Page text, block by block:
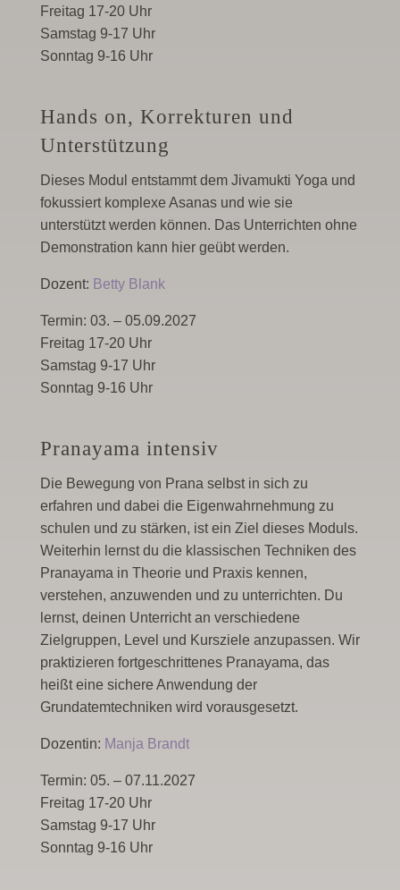
Freitag 17-20 Uhr
Samstag 9-17 Uhr
Sonntag 9-16 Uhr
Hands on, Korrekturen und
Unterstützung
Dieses Modul entstammt dem Jivamukti Yoga und
fokussiert komplexe Asanas und wie sie
unterstützt werden können. Das Unterrichten ohne
Demonstration kann hier geübt werden.
Dozent: Betty Blank
Termin: 03. – 05.09.2027
Freitag 17-20 Uhr
Samstag 9-17 Uhr
Sonntag 9-16 Uhr
Pranayama intensiv
Die Bewegung von Prana selbst in sich zu
erfahren und dabei die Eigenwahrnehmung zu
schulen und zu stärken, ist ein Ziel dieses Moduls.
Weiterhin lernst du die klassischen Techniken des
Pranayama in Theorie und Praxis kennen,
verstehen, anzuwenden und zu unterrichten. Du
lernst, deinen Unterricht an verschiedene
Zielgruppen, Level und Kursziele anzupassen. Wir
praktizieren fortgeschrittenes Pranayama, das
heißt eine sichere Anwendung der
Grundatemtechniken wird vorausgesetzt.
Dozentin: Manja Brandt
Termin: 05. – 07.11.2027
Freitag 17-20 Uhr
Samstag 9-17 Uhr
Sonntag 9-16 Uhr